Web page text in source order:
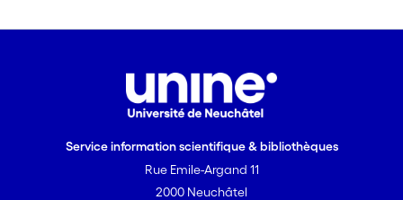
Service information scientifique & bibliothèques
Rue Emile-Argand 11
2000 Neuchâtel